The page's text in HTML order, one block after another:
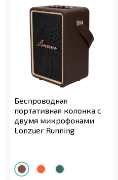
Беспроводная
портативная колонка с
двумя микрофонами
Lonzuer Running